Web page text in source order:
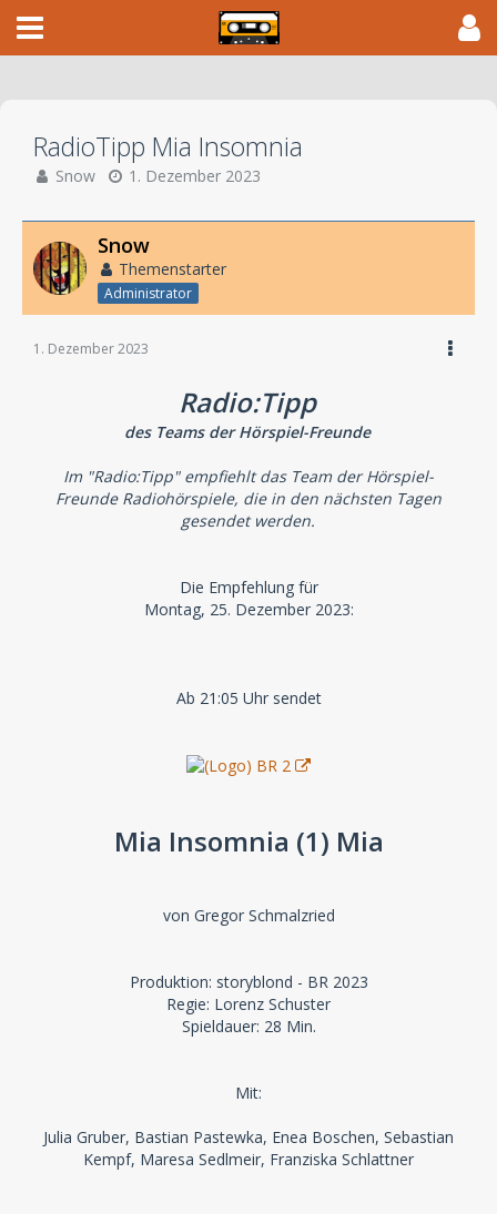
RadioTipp Mia Insomnia
Snow 1. Dezember 2023
Snow
Themenstarter
Administrator
1. Dezember 2023
Radio:Tipp
des Teams der Hörspiel-Freunde
Im "Radio:Tipp" empfiehlt das Team der Hörspiel-
Freunde Radiohörspiele, die in den nächsten Tagen
gesendet werden.
Die Empfehlung für
Montag, 25. Dezember 2023:
Ab 21:05 Uhr sendet
Mia Insomnia (1) Mia
von Gregor Schmalzried
Produktion: storyblond - BR 2023
Regie: Lorenz Schuster
Spieldauer: 28 Min.
Mit:
Julia Gruber, Bastian Pastewka, Enea Boschen, Sebastian
Kempf, Maresa Sedlmeir, Franziska Schlattner